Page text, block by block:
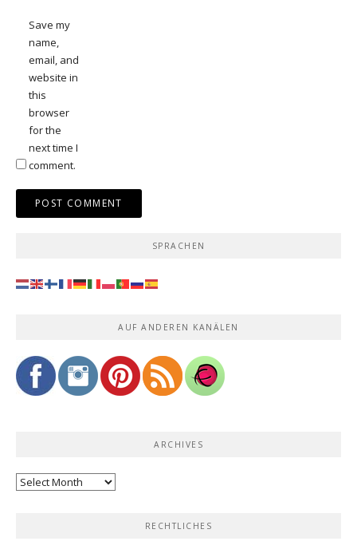
Save my
name,
email, and
website in
this
browser
for the
next time I
comment.
SPRACHEN
AUF ANDEREN KANÄLEN
ARCHIVES
Archives
RECHTLICHES